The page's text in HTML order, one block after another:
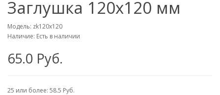
Заглушка 120х120 мм
Модель: zk120x120
Наличие: Есть в наличии
65.0 Руб.
25 или более: 58.5 Руб.